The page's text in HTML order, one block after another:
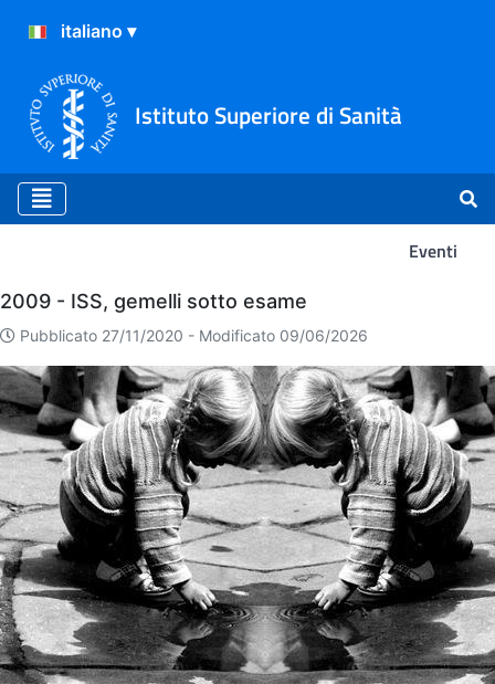
Istituto Superiore di Sanità
Eventi
Eventi
2009 - ISS, gemelli sotto esame
Pubblicato 27/11/2020 - Modificato 09/06/2026